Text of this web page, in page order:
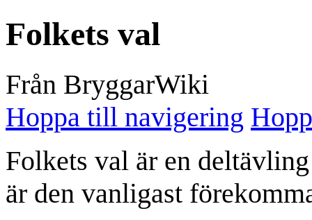
Folkets val
Från BryggarWiki
Hoppa till navigering
Folkets val är en
är den vanligast